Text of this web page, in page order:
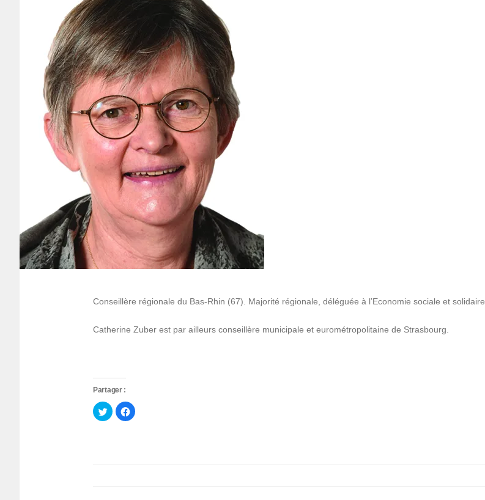
Conseillère régionale du Bas-Rhin (67). Majorité régionale, déléguée à l’Economie sociale et solidaire.
Catherine Zuber est par ailleurs conseillère municipale et eurométropolitaine de Strasbourg.
Partager :
Cliquez
pour
partager
Cliquez
pour